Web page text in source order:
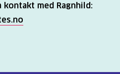
med Ragnhild: